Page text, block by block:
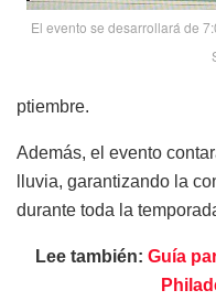
El evento se desarrollará de
ptiembre.
Además, el evento
lluvia, garantizando la
durante toda la
Lee también: Guía